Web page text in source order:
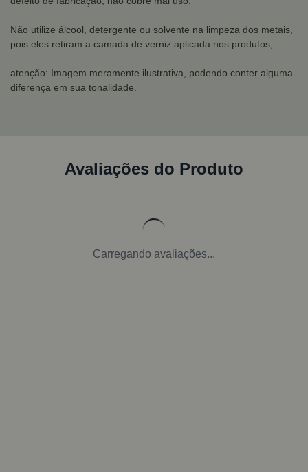
Não utilize álcool, detergente ou solvente na limpeza dos metais,
pois eles retiram a camada de verniz aplicada nos produtos;
atenção: Imagem meramente ilustrativa, podendo conter alguma
diferença em sua tonalidade.
Avaliações do Produto
Carregando avaliações...